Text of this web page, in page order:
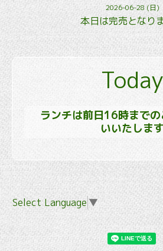
2026-06-28 (日)
本日は完売となり
Today
ランチは前日16時まで
いいたします
Select Language ▼